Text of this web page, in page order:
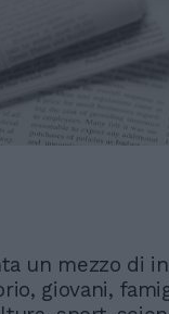
un mezzo di
giovani,